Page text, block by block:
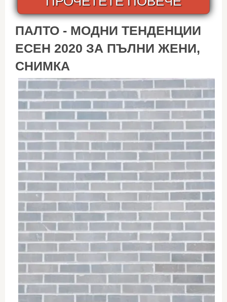
ПАЛТО - МОДНИ ТЕНДЕНЦИИ
ЕСЕН 2020 ЗА ПЪЛНИ ЖЕНИ,
СНИМКА